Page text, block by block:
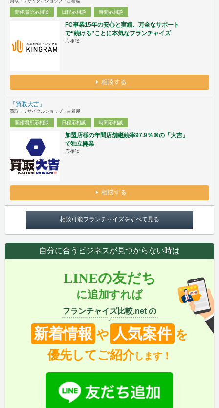
買取・リサイクルショップ・古着屋
開催場所応相談 日程応相談 時間応相談
FC事業15年の安心と実績、万全なサポート
で“続ける”ことに本気なフランチャイズ
応相談
相談する
「買取大吉」
買取・リサイクルショップ・古着屋
開催場所応相談 日程応相談 時間応相談
加盟店様の年間店舗継続率97.9％※の「大吉」
で独立開業
応相談
相談する
相談可能フランチャイズをすべて見る
自分に合うビジネスが見つからない時は
LINEの友だち
に追加すれば
フランチャイズ比較.net の
新着情報 や 人気案件 を
優先してご紹介します！